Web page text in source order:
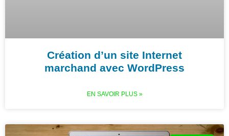
Création d’un site Internet
marchand avec WordPress
EN SAVOIR PLUS »